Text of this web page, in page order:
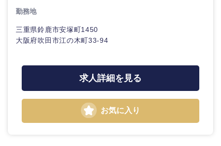
島根県
岡山県 広島県
勤務地
三重県鈴鹿市安塚町1450
大阪府吹田市江の木町33-94
求人詳細を見る
お気に入り